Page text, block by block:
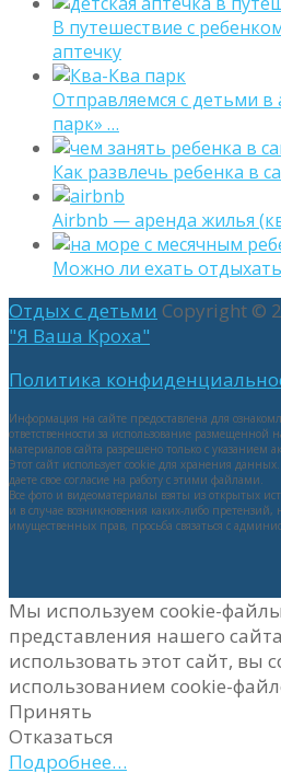
В путешествие с
аптечку
Отправляемся с детьми в
парк» …
Как развлечь ребенка в
Airbnb — аренда жилья
Можно ли ехать
Отдых с детьми Copyright ©
"Я Ваша Кроха"
Политика
Информация на сайте предоставлена для
ответственности за использование
материалов сайта разрешено только с указанием
Этот сайт использует cookie для хранения
даете свое согласие на работу с этими файлами.
Все фото и видеоматериалы взяты из открытых
и в случае возникновения каких-либо
имущественных прав, просьба связаться с
Мы используем cookie-
представления нашего
использовать этот сайт, вы
использованием cookie-
Принять
Отказаться
Подробнее…